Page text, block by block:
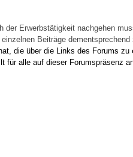
der Erwerbstätigkeit nachgehen
Beiträge dementsprechend
die über die Links des Forums zu
für alle auf dieser Forumspräsenz